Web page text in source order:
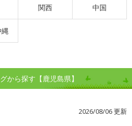
関西 中国
縄
から探す【鹿児島県】
2026/08/06 更新